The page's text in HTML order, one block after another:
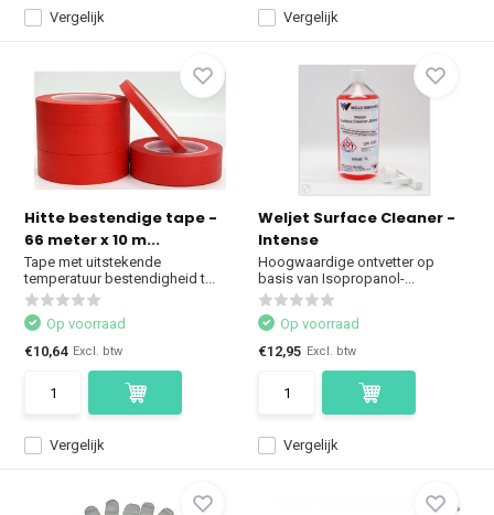
Vergelijk Vergelijk
Hitte bestendige tape -
66 meter x 10 m...
Tape met uitstekende
temperatuur bestendigheid t...
Vergelijk
Op voorraad
€10,64 Excl. btw
Weljet Surface Cleaner -
Intense
Hoogwaardige ontvetter op
basis van Isopropanol-...
Vergelijk
Op voorraad
€12,95 Excl. btw